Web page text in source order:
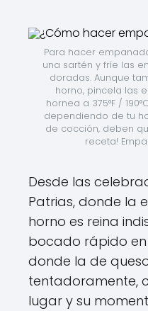
Para hacer
una sartén y fríe las
doradas. Aunque
horno, pincela las
hornea a 375°F /
dependiendo de tu
de cocción, deben
receta!
Desde las
Patrias, donde la
horno es reina
bocado rápido
donde la de
tentadoramente,
lugar y su